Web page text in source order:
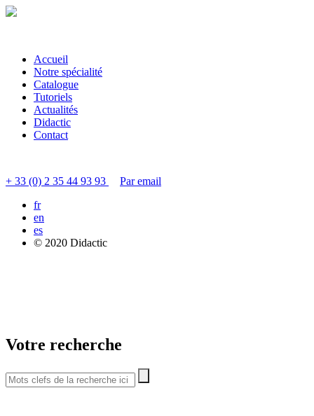
Accueil
Notre spécialité
Catalogue
Tutoriels
Actualités
Didactic
Contact
+ 33 (0) 2 35 44 93 93
Par email
fr
en
es
© 2020 Didactic
Votre recherche